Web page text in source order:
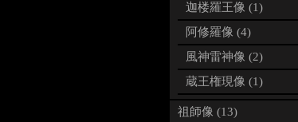
迦楼羅王像 (1)
阿修羅像 (4)
風神雷神像 (2)
蔵王権現像 (1)
祖師像 (13)